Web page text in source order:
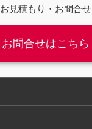
お見積もり・お問合せ
お問合せはこちら